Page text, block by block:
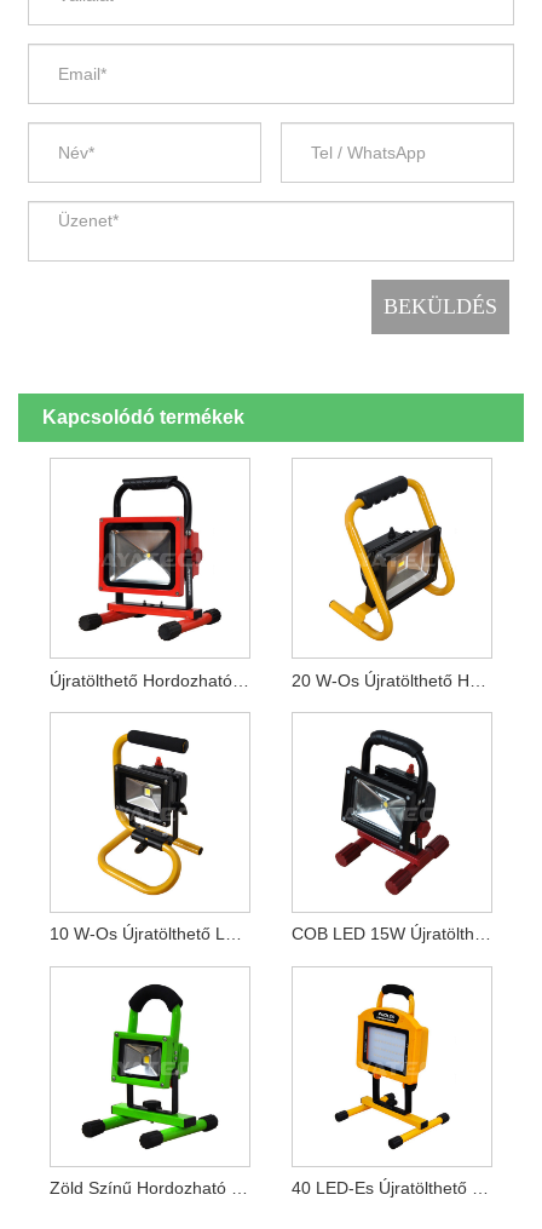
Kapcsolódó termékek
Újratölthető Hordozható LED Munkafény 20W
10 W-Os Újratölthető LED Munkalámpa COB LED 15W Újratölthető Hordozható LED Munkalámpa